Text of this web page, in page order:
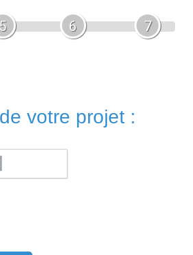
5 6 7
votre projet :